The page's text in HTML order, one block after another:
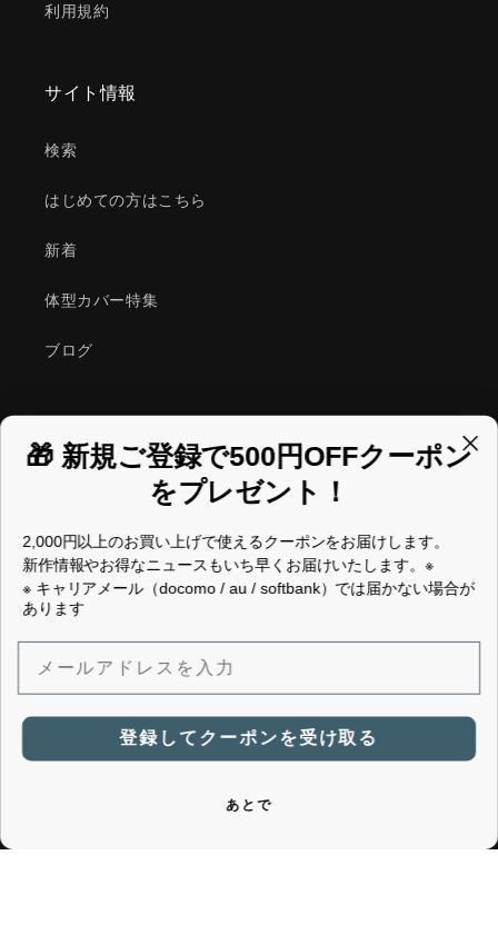
利用規約
サイト情報
検索
はじめての方はこちら
新着
体型カバー特集
ブログ
【営業日・営業時間】平日 10:00〜17:00（土・日・
【お問い合わせ】shopmaster@poemstyle.com
POEMSTYLE / Canacreer / CANACANA / 穂絵夢
© 2025 Mikonosublue Store. All rights reserved.
メルマガ登録
ログイン・会員登録する
🎁 新規ご登録で500円OFFクーポン
をプレゼント！
2,000円以上のお買い上げで使えるクーポンをお届けします。
新作情報やお得なニュースもいち早くお届けいたします。※
※ キャリアメール（docomo / au / softbank）では届かない場合が
あります
登録してクーポンを受け取る
あとで